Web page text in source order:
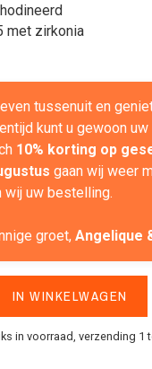
met zirkonia
tussenuit en
kunt u gewoon
10% korting op
gaan wij weer
wij uw bestelling.
groet, Angelique
IN WINKELWAGEN
in voorraad, verzending 1